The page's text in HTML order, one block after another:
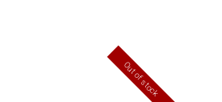
Out of stock